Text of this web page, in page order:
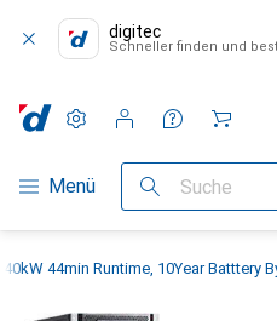
digitec
Schneller finden und
Navigation nach Kategorien
Menü Suche
Einstellungen
Kundenkonto
Vergleichslisten
Merklisten
Warenkorb
44min Runtime, 10Year Batttery